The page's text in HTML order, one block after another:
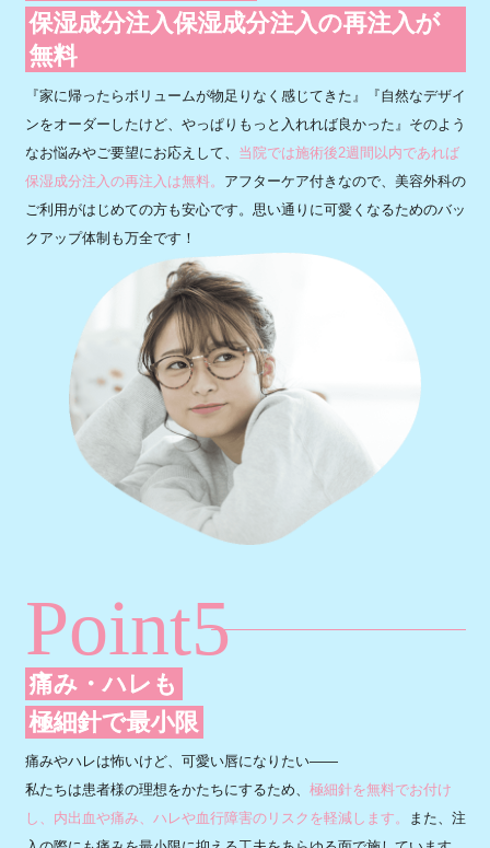
保湿成分注入保湿成分注入の再注入が
無料
『家に帰ったらボリュームが物足りなく感じてきた』『自然なデザイ
ンをオーダーしたけど、やっぱりもっと入れれば良かった』そのよう
なお悩みやご要望にお応えして、 当院では施術後2週間以内であれば
保湿成分注入の再注入は無料。 アフターケア付きなので、美容外科の
ご利用がはじめての方も安心です。思い通りに可愛くなるためのバッ
クアップ体制も万全です！
Point5
痛み・ハレも
極細針で最小限
痛みやハレは怖いけど、可愛い唇になりたい――
私たちは患者様の理想をかたちにするため、 極細針を無料でお付け
し、内出血や痛み、ハレや血行障害のリスクを軽減します。
また、注